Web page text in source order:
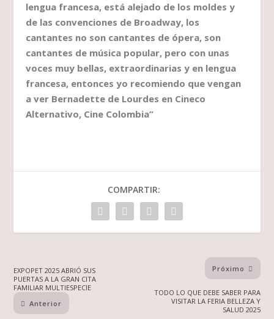
lengua francesa, está alejado de los moldes y
de las convenciones de Broadway, los
cantantes no son cantantes de ópera, son
cantantes de música popular, pero con unas
voces muy bellas, extraordinarias y en lengua
francesa, entonces yo recomiendo que vengan
a ver Bernadette de Lourdes en Cineco
Alternativo, Cine Colombia”
COMPARTIR:
EXPOPET 2025 ABRIÓ SUS
PUERTAS A LA GRAN CITA
FAMILIAR MULTIESPECIE
Anterior
Próximo
TODO LO QUE DEBE SABER PARA
VISITAR LA FERIA BELLEZA Y
SALUD 2025